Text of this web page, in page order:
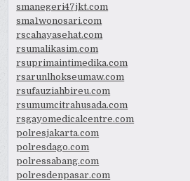
smanegeri47jkt.com
sma1wonosari.com
rscahayasehat.com
rsumalikasim.com
rsuprimaintimedika.com
rsarunlhokseumaw.com
rsufauziahbireu.com
rsumumcitrahusada.com
rsgayomedicalcentre.com
polresjakarta.com
polresdago.com
polressabang.com
polresdenpasar.com